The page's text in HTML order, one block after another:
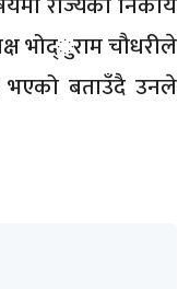
भोद्ुराम चौधरीले
भएको बताउँदै उनले